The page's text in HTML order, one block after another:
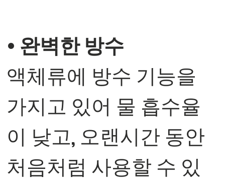
• 완벽한 방수
액체류에 방수 기능을
가지고 있어 물 흡수율
이 낮고, 오랜시간 동안
처음처럼 사용할 수 있